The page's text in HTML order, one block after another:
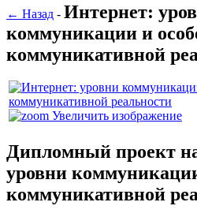
← Назад - Интернет:
коммуникации и
коммуникативной
Увеличить изображение
Дипломный проект
уровни
коммуникативной